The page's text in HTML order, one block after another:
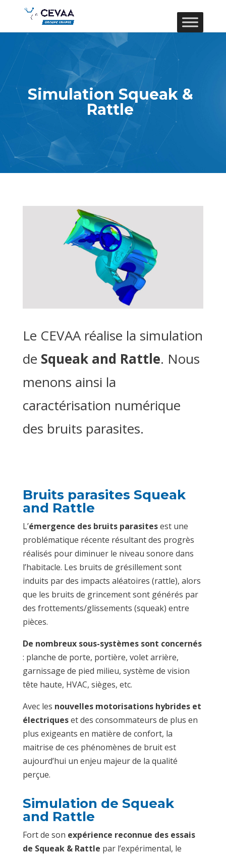
Simulation Squeak &
Rattle
Le CEVAA réalise la simulation
de Squeak and Rattle. Nous
menons ainsi la
caractérisation numérique
des bruits parasites.
Bruits parasites Squeak
and Rattle
L’émergence des bruits parasitesest une
problématique récente résultant des progrès
réalisés pour diminuer le niveau sonore dans
l’habitacle. Les bruits de grésillement sont
induits par des impacts aléatoires (rattle), alors
que les bruits de grincement sont générés par
des frottements/glissements (squeak) entre
pièces.
De nombreux sous-systèmes sont concernés
: planche de porte, portière, volet arrière,
garnissage de pied milieu, système de vision
tête haute, HVAC, sièges, etc.
Avec les nouvelles motorisations hybrides et
électriqueset des consommateurs de plus en
plus exigeants en matière de confort, la
maitrise de ces phénomènes de bruit est
aujourd’hui un enjeu majeur de la qualité
perçue.
Simulation de Squeak
and Rattle
Fort de son expérience reconnue des essais
de Squeak & Rattle par l’expérimental, le